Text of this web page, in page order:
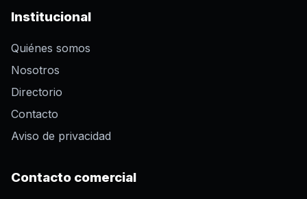
Institucional
Quiénes somos
Nosotros
Directorio
Contacto
Aviso de privacidad
Contacto comercial